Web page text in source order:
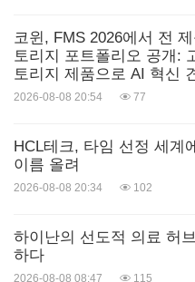
코윈, FMS 2026에서 전
토리지 포트폴리오 공개:
토리지 제품으로 AI 혁신
2026-08-08 20:54 77
HCL테크, 타임 선정 세계
이름 올려
2026-08-08 20:34 102
하이난의 선도적 의료 허
하다
2026-08-08 08:47 115